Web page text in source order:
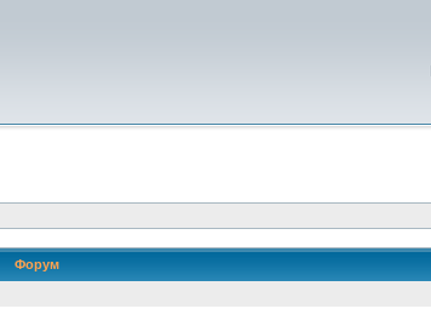
Форум